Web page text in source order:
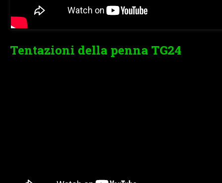
Tentazioni della penna TG24